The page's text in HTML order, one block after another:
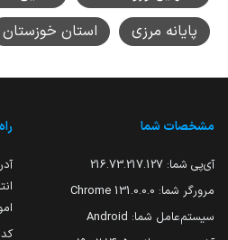
پایانه مرزی
استان خوزستان
مشخصات شما
آی‌پی شما: 216.73.217.127
مرورگر شما: 131.0.0.0 Chrome
سیستم‌عامل شما: Android